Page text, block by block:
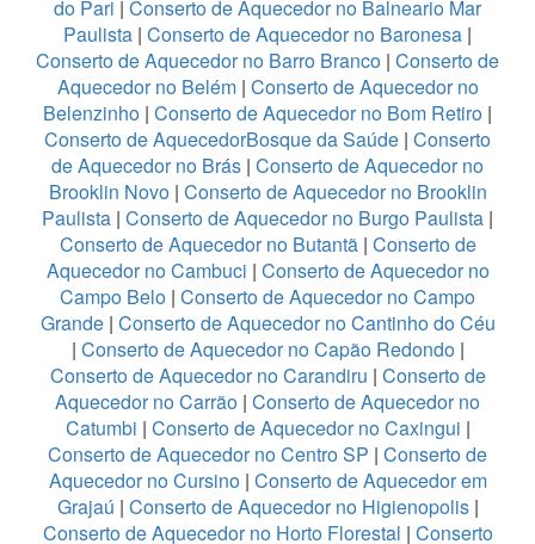
do Pari | Conserto de Aquecedor no Balneario Mar
Paulista | Conserto de Aquecedor no Baronesa |
Conserto de Aquecedor no Barro Branco | Conserto de
Aquecedor no Belém| Conserto de Aquecedor no
Belenzinho | Conserto de Aquecedor no Bom Retiro |
Conserto de AquecedorBosque da Saúde | Conserto
de Aquecedor no Brás | Conserto de Aquecedor no
Brooklin Novo| Conserto de Aquecedor no Brooklin
Paulista | Conserto de Aquecedor no Burgo Paulista |
Conserto de Aquecedor no Butantã| Conserto de
Aquecedor no Cambuci | Conserto de Aquecedor no
Campo Belo | Conserto de Aquecedor no Campo
Grande| Conserto de Aquecedor no Cantinho do Céu
| Conserto de Aquecedor no Capão Redondo|
Conserto de Aquecedor no Carandiru | Conserto de
Aquecedor no Carrão | Conserto de Aquecedor no
Catumbi | Conserto de Aquecedor no Caxingui |
Conserto de Aquecedor no Centro SP | Conserto de
Aquecedor no Cursino| Conserto de Aquecedor em
Grajaú | Conserto de Aquecedor no Higienopolis|
Conserto de Aquecedor no Horto Florestal | Conserto